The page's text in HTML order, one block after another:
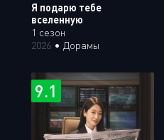
Я подарю тебе
вселенную
1 сезон
2026 • Дорамы
9.1